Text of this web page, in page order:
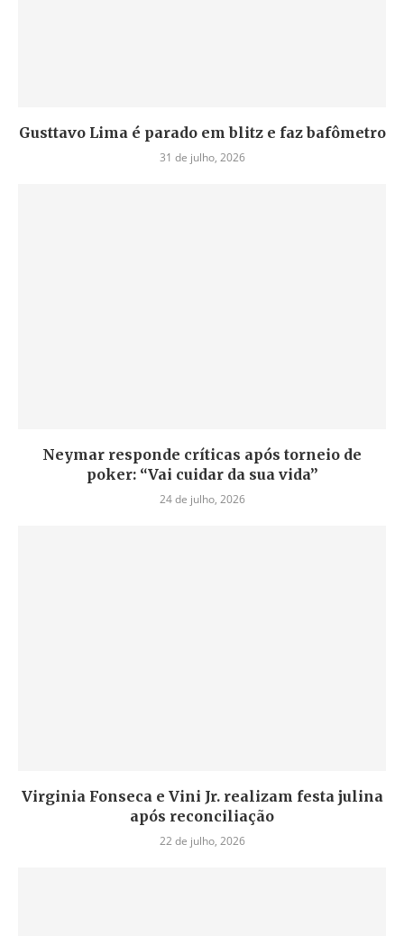
Gusttavo Lima é parado em blitz e faz bafômetro
31 de julho, 2026
Neymar responde críticas após torneio de
poker: “Vai cuidar da sua vida”
24 de julho, 2026
Virginia Fonseca e Vini Jr. realizam festa julina
após reconciliação
22 de julho, 2026